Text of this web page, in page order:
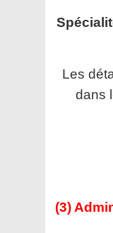
Les
dans
(3)